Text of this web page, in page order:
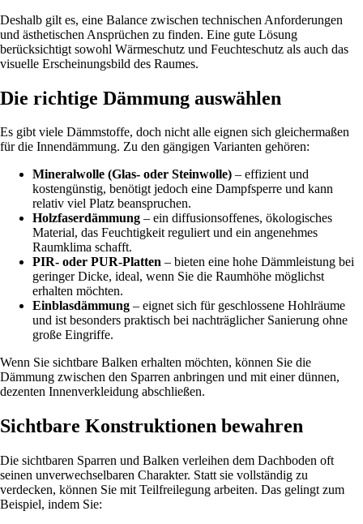
Deshalb gilt es, eine Balance zwischen technischen Anforderungen
und ästhetischen Ansprüchen zu finden. Eine gute Lösung
berücksichtigt sowohl Wärmeschutz und Feuchteschutz als auch das
visuelle Erscheinungsbild des Raumes.
Die richtige Dämmung auswählen
Es gibt viele Dämmstoffe, doch nicht alle eignen sich gleichermaßen
für die Innendämmung. Zu den gängigen Varianten gehören:
Mineralwolle (Glas- oder Steinwolle) – effizient und
kostengünstig, benötigt jedoch eine Dampfsperre und kann
relativ viel Platz beanspruchen.
Holzfaserdämmung – ein diffusionsoffenes, ökologisches
Material, das Feuchtigkeit reguliert und ein angenehmes
Raumklima schafft.
PIR- oder PUR-Platten – bieten eine hohe Dämmleistung bei
geringer Dicke, ideal, wenn Sie die Raumhöhe möglichst
erhalten möchten.
Einblasdämmung – eignet sich für geschlossene Hohlräume
und ist besonders praktisch bei nachträglicher Sanierung ohne
große Eingriffe.
Wenn Sie sichtbare Balken erhalten möchten, können Sie die
Dämmung zwischen den Sparren anbringen und mit einer dünnen,
dezenten Innenverkleidung abschließen.
Sichtbare Konstruktionen bewahren
Die sichtbaren Sparren und Balken verleihen dem Dachboden oft
seinen unverwechselbaren Charakter. Statt sie vollständig zu
verdecken, können Sie mit Teilfreilegung arbeiten. Das gelingt zum
Beispiel, indem Sie: